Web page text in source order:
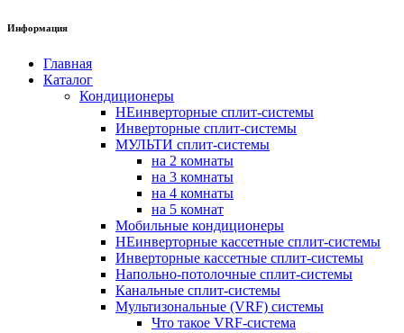
Информация
Главная
Каталог
Кондиционеры
НЕинверторные сплит-системы
Инверторные сплит-системы
МУЛЬТИ сплит-системы
на 2 комнаты
на 3 комнаты
на 4 комнаты
на 5 комнат
Мобильные кондиционеры
НЕинверторные кассетные сплит-системы
Инверторные кассетные сплит-системы
Напольно-потолочные сплит-системы
Канальные сплит-системы
Мультизональные (VRF) системы
Что такое VRF-система